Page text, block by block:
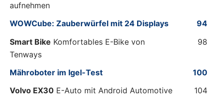
aufnehmen
WOWCube: Zauberwürfel mit 24 Displays
94
Smart Bike Komfortables E-Bike von
Tenways
98
Mähroboter im Igel-Test
100
Volvo EX30 E-Auto mit Android Automotive
104